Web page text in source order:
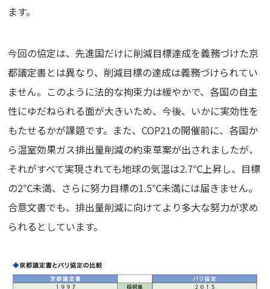
ます。
今回の協定は、先進国だけに削減目標達成を義務づけた京
都議定書とは異なり、削減目標の達成は義務づけられてい
ません。このように法的な拘束力は緩やかで、各国の自主
性にゆだねられる面が大きいため、今後、いかに実効性を
もたせるかが課題です。また、COP21の開催前に、各国か
ら温室効果ガス排出量削減の約束草案が出されましたが、
それがすべて実現されても地球の気温は2.7℃上昇し、目標
の2℃未満、さらに努力目標の1.5℃未満には届きません。
合意文書でも、排出量削減に向けてより多大な努力が求め
られるとしています。